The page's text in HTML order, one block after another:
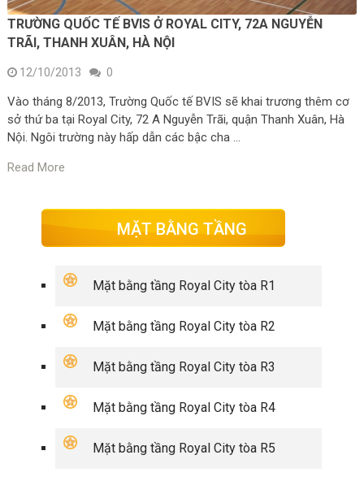
TRƯỜNG QUỐC TẾ BVIS Ở ROYAL CITY, 72A NGUYỄN
TRÃI, THANH XUÂN, HÀ NỘI
12/10/2013 0
Vào tháng 8/2013, Trường Quốc tế BVIS sẽ khai trương thêm cơ
sở thứ ba tại Royal City, 72 A Nguyễn Trãi, quận Thanh Xuân, Hà
Nội. Ngôi trường này hấp dẫn các bậc cha …
Read More
MẶT BẰNG TẦNG
Mặt bằng tầng Royal City tòa R1
Mặt bằng tầng Royal City tòa R2
Mặt bằng tầng Royal City tòa R3
Mặt bằng tầng Royal City tòa R4
Mặt bằng tầng Royal City tòa R5